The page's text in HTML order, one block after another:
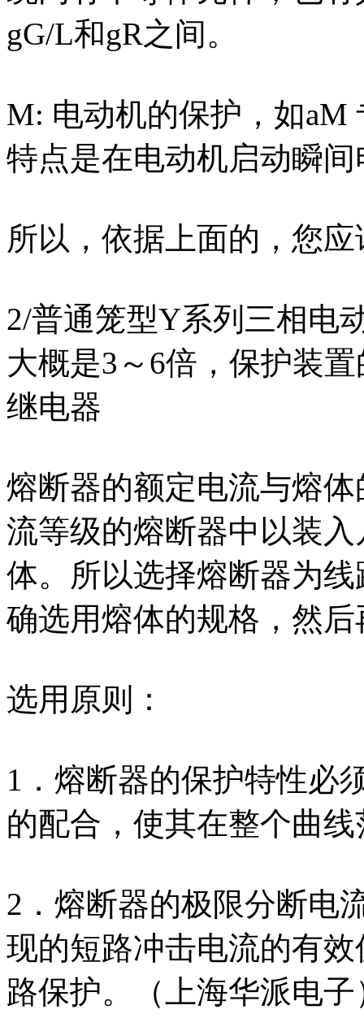
gG/L和gR之间。
M: 电动机的保护，如aM
特点是在电动机启动瞬
所以，依据上面的，您
2/普通笼型Y系列三相电
大概是3～6倍，保护装
继电器
熔断器的额定电流与熔
流等级的熔断器中以装
体。所以选择熔断器为
确选用熔体的规格，然
选用原则：
1．熔断器的保护特性必
的配合，使其在整个曲
2．熔断器的极限分断电
现的短路冲击电流的有
路保护。（上海华派电子